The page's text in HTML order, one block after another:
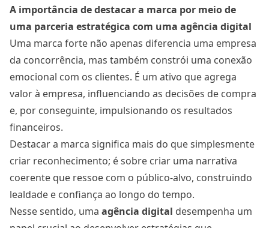
A importância de destacar a marca por meio de
uma parceria estratégica com uma agência digital
Uma marca forte não apenas diferencia uma empresa
da concorrência, mas também constrói uma conexão
emocional com os clientes. É um ativo que agrega
valor à empresa, influenciando as decisões de compra
e, por conseguinte, impulsionando os resultados
financeiros.
Destacar a marca significa mais do que simplesmente
criar reconhecimento; é sobre criar uma narrativa
coerente que ressoe com o público-alvo, construindo
lealdade e confiança ao longo do tempo.
Nesse sentido, uma agência digital desempenha um